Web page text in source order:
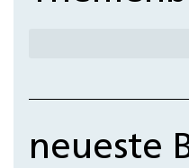
neueste